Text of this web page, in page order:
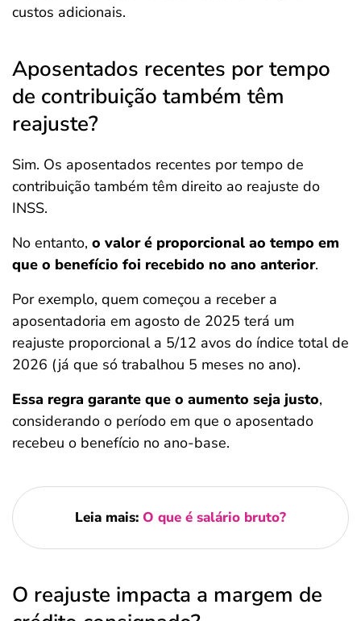
custos adicionais.
Aposentados recentes por tempo
de contribuição também têm
reajuste?
Sim. Os aposentados recentes por tempo de
contribuição também têm direito ao reajuste do
INSS.
No entanto, o valor é proporcional ao tempo em
que o benefício foi recebido no ano anterior.
Por exemplo, quem começou a receber a
aposentadoria em agosto de 2025 terá um
reajuste proporcional a 5/12 avos do índice total de
2026 (já que só trabalhou 5 meses no ano).
Essa regra garante que o aumento seja justo,
considerando o período em que o aposentado
recebeu o benefício no ano-base.
Leia mais: O que é salário bruto?
O reajuste impacta a margem de